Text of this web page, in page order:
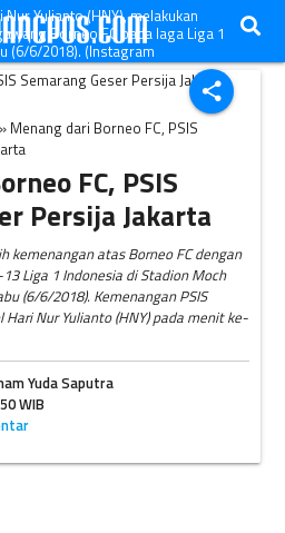
share
Yulianto (HNY), melakukan
Borneo FC pada laga Liga 1
(6/6/2018). (Instagram
» Menang dari Borneo FC, PSIS
FC, PSIS
Persija Jakarta
kemenangan atas Borneo FC dengan
Liga 1 Indonesia di Stadion Moch
(6/6/2018). Kemenangan PSIS
Nur Yulianto (HNY) pada menit ke-
Yuda Saputra
WIB